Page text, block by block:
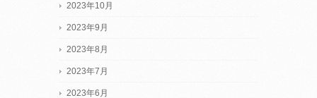
2023年10月
2023年9月
2023年8月
2023年7月
2023年6月